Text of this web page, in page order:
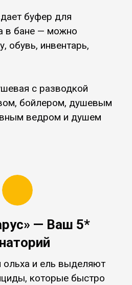
буфер для
в бане — можно
обувь, инвентарь,
с разводкой
бойлером, душевым
ведром и душем
— Ваш 5*
ольха и ель выделяют
которые быстро